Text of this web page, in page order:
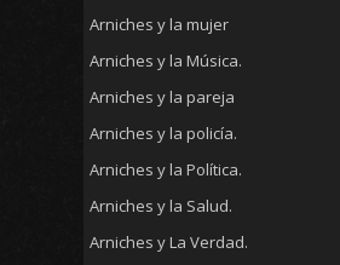
Arniches y la mujer
Arniches y la Música.
Arniches y la pareja
Arniches y la policía.
Arniches y la Política.
Arniches y la Salud.
Arniches y La Verdad.